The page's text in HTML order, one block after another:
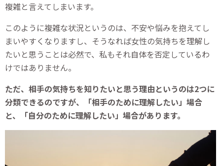
複雑と言えてしまいます。
このように複雑な状況というのは、不安や悩みを抱えてし
まいやすくなりますし、そうなれば女性の気持ちを理解し
たいと思うことは必然で、私もそれ自体を否定しているわ
けではありません。
ただ、相手の気持ちを知りたいと思う理由というのは2つに
分類できるのですが、「相手のために理解したい」場合
と、「自分のために理解したい」場合があります。